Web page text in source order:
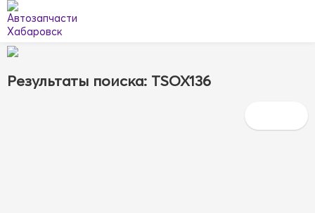
Результаты поиска: TSOX136